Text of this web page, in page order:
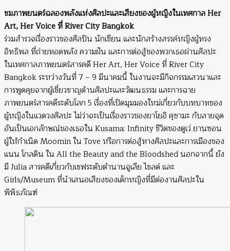
ชมภาพยนตร์ฉลองพลังแห่งศิลปะและเสียงของผู้หญิงในเทศกาล Her
Art, Her Voice ที่ River City Bangkok
ร่วมสำรวจเรื่องราวของศิลปิน นักเขียน และนักสร้างสรรค์หญิงผู้ทรง
อิทธิพล ที่ถ่ายทอดพลัง ความฝัน และการต่อสู้ของพวกเธอผ่านศิลปะ
ในเทศกาลภาพยนตร์สารคดี Her Art, Her Voice ที่ River City
Bangkok ระหว่างวันที่ 7 – 9 มีนาคมนี้ ในงานจะมีกิจกรรมเสวนาและ
การพูดคุยจากผู้เชี่ยวชาญด้านศิลปะและวัฒนธรรม และการฉาย
ภาพยนตร์สารคดีระดับโลก 5 เรื่องที่เปิดมุมมองใหม่เกี่ยวกับบทบาทของ
ผู้หญิงในแวดวงศิลปะ ไม่ว่าจะเป็นเรื่องราวของยาโยอิ คุซามะ กับลายจุด
อันเป็นเอกลักษณ์ของเธอใน Kusama: Infinity ชีวิตของตูเว่ ยานซอน
ผู้ให้กำเนิด Moomin ใน Tove หรือการต่อสู้ทางศิลปะและการเมืองของ
แนน โกลดิน ใน All the Beauty and the Bloodshed นอกจากนี้ ยัง
มี Julia สารคดีเกี่ยวกับเชฟระดับตำนานจูเลีย ไชลด์ และ
Girls/Museum ที่นำเสนอเสียงของเด็กหญิงที่มีต่องานศิลปะใน
พิพิธภัณฑ์